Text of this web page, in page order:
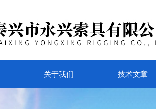
关于我们 技术文章